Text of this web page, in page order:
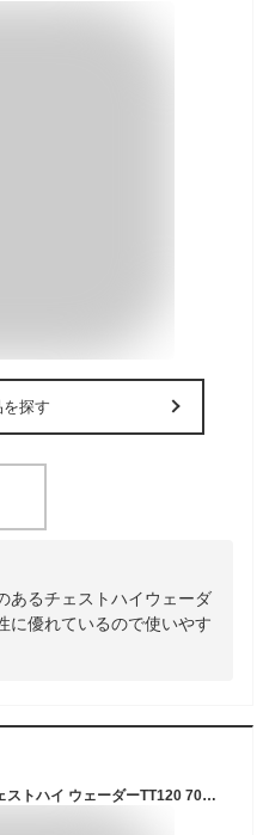
探す
あるチェストハイウェーダ
に優れているので使いやす
送料込 フェルトスパイク ソール チェストハイ ウェーダーTT120 70デニール 3S〜5L 胴付長靴 胴長 ウェダー 水産 フェルトピン 清掃 胴付き長靴 釣り用 水中作業 作業靴 レディース メンズ 防水 迷彩 カモフラージュ エクセル ss12